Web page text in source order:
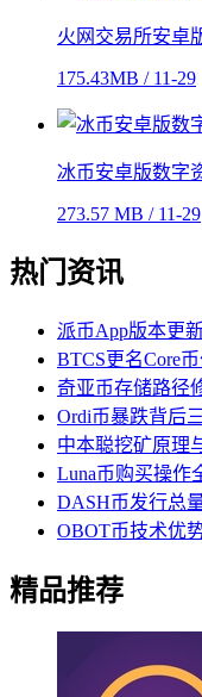
火网交易所安卓
175.43MB / 11-29
冰币安卓版数字
273.57 MB / 11-29
热门资讯
派币App版本更
BTCS更名Core
奇亚币存储路径
Ordi币暴跌背后
中本聪挖矿原理
Luna币购买操作
DASH币发行总
OBOT币技术优
精品推荐